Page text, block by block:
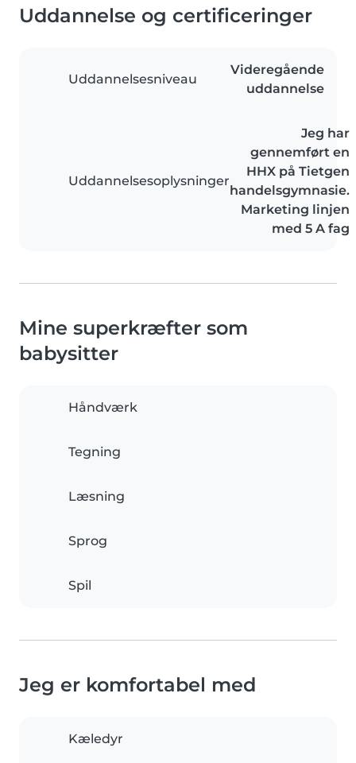
Uddannelse og certificeringer
Uddannelsesniveau
Videregående
uddannelse
Uddannelsesoplysninger
Jeg har
gennemført en
HHX på Tietgen
handelsgymnasie.
Marketing linjen
med 5 A fag
Mine superkræfter som
babysitter
Håndværk
Tegning
Læsning
Sprog
Spil
Jeg er komfortabel med
Kæledyr